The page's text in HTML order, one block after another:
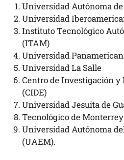
Universidad Autónoma
Universidad
Instituto Tecnológico
(ITAM)
Universidad
Universidad La Salle
Centro de Investigación y
(CIDE)
Universidad Jesuita de
Tecnológico de Monterrey
Universidad Autónoma
(UAEM).